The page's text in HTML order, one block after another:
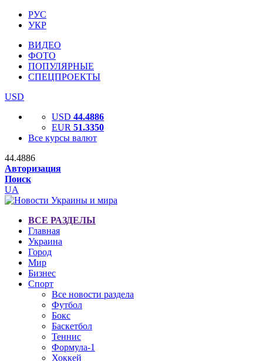
РУС
УКР
ВИДЕО
ФОТО
ПОПУЛЯРНЫЕ
СПЕЦПРОЕКТЫ
USD
USD 44.4886
EUR 51.3350
Все курсы валют
44.4886
Авторизация
Поиск
UA
ВСЕ РАЗДЕЛЫ
Главная
Украина
Город
Мир
Бизнес
Спорт
Все новости раздела
Футбол
Бокс
Баскетбол
Теннис
Формула-1
Хоккей